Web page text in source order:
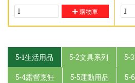
購物車
5-1生活用品 5-2文具系列 5-
5-4露營烹飪 5-5運動用品 5-